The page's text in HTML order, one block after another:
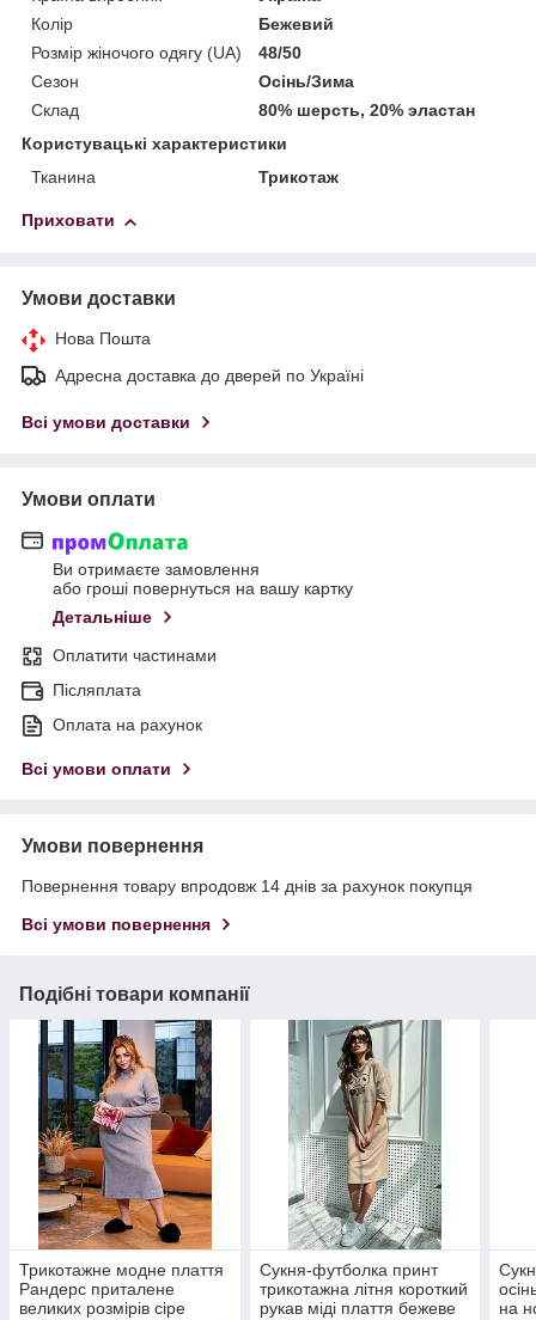
Колір
Бежевий
Розмір жіночого одягу (UA)
48/50
Сезон
Осінь/Зима
Склад
80% шерсть, 20% эластан
Користувацькi характеристики
Тканина
Трикотаж
Приховати
Умови доставки
Нова Пошта
Адресна доставка до дверей по Україні
Всі умови доставки
Умови оплати
Ви отримаєте замовлення
або гроші повернуться на вашу картку
Детальніше
Оплатити частинами
Післяплата
Оплата на рахунок
Всі умови оплати
Умови повернення
Повернення товару впродовж 14 днів за рахунок покупця
Всі умови повернення
Подібні товари компанії
Трикотажне модне плаття
Рандерс приталене
великих розмірів сіре
Сукня-футболка принт
трикотажна літня короткий
рукав міді плаття бежеве
на